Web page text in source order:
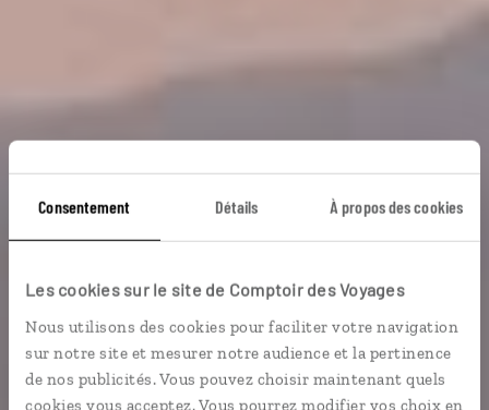
Consentement Détails À propos des cookies
Les cookies sur le site de Comptoir des Voyages
Nous utilisons des cookies pour faciliter votre navigation
sur notre site et mesurer notre audience et la pertinence
de nos publicités. Vous pouvez choisir maintenant quels
cookies vous acceptez. Vous pourrez modifier vos choix en
Voyager en décalé